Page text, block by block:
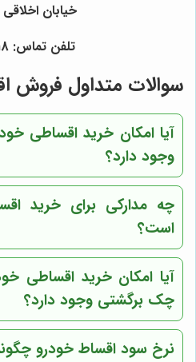
خیابان اخلاقی
تلفن تماس: 77091218
سوالات متداول فروش
آیا امکان خرید اقساطی
وجود دارد؟
چه مدارکی برای خرید
است؟
آیا امکان خرید اقساطی
چک برگشتی وجود دارد؟
نرخ سود اقساط خودرو